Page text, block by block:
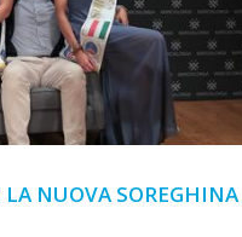
LA NUOVA SOREGHINA